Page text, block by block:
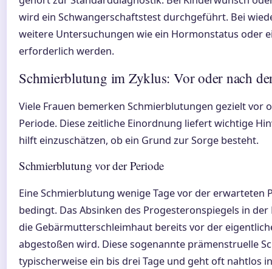
wird ein Schwangerschaftstest durchgeführt. Bei
weitere Untersuchungen wie ein Hormonstatus oder
erforderlich werden.
Schmierblutung im Zyklus: Vor oder nach
Viele Frauen bemerken Schmierblutungen gezielt vor
Periode. Diese zeitliche Einordnung liefert wichtige
hilft einzuschätzen, ob ein Grund zur Sorge besteht.
Schmierblutung vor der Periode
Eine Schmierblutung wenige Tage vor der erwarteten
bedingt. Das Absinken des Progesteronspiegels in
die Gebärmutterschleimhaut bereits vor der
abgestoßen wird. Diese sogenannte prämenstruelle
typischerweise ein bis drei Tage und geht oft nahtlos